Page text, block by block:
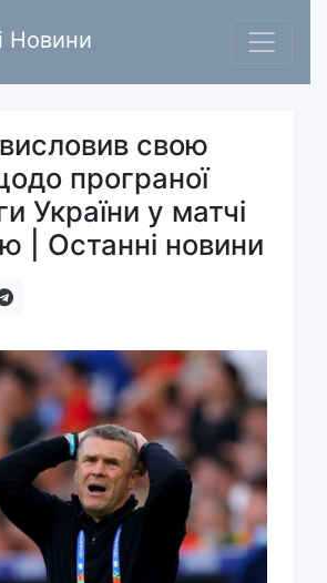
Новини
свою
програної
України у матчі
| Останні новини